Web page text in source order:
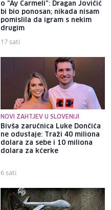
o "Ay Carmeli": Dragan Jovičić
bi bio ponosan; nikada nisam
pomislila da igram s nekim
drugim
17 sati
NOVI ZAHTJEV U SLOVENIJI
Bivša zaručnica Luke Dončića
ne odustaje: Traži 40 miliona
dolara za sebe i 10 miliona
dolara za kćerke
6 sati